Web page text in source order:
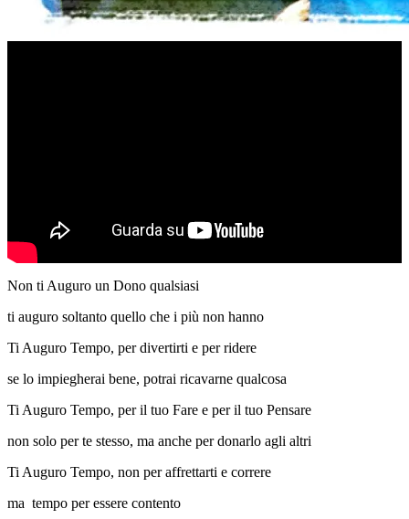
Non ti Auguro un Dono qualsiasi
ti auguro soltanto quello che i più non hanno
Ti Auguro Tempo, per divertirti e per ridere
se lo impiegherai bene, potrai ricavarne qualcosa
Ti Auguro Tempo, per il tuo Fare e per il tuo Pensare
non solo per te stesso, ma anche per donarlo agli altri
Ti Auguro Tempo, non per affrettarti e correre
ma tempo per essere contento